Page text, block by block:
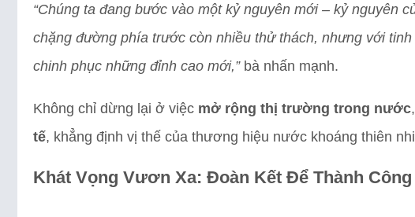
“Chúng ta đang bước vào một kỷ nguyên mới – kỷ nguyên
chặng đường phía trước còn nhiều thử thách, nhưng với
chinh phục những đỉnh cao mới,”bà nhấn mạnh.
Không chỉ dừng lại ở việc mở rộng thị trường trong nước
tế, khẳng định vị thế của thương hiệu nước khoáng thiên
Khát Vọng Vươn Xa: Đoàn Kết Để Thành Công